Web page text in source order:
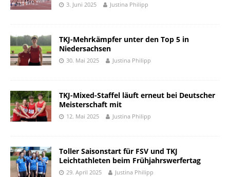
3. Juni 2025 Justina Philipp
TKJ-Mehrkämpfer unter den Top 5 in
Niedersachsen
30. Mai 2025 Justina Philipp
TKJ-Mixed-Staffel läuft erneut bei Deutscher
Meisterschaft mit
12. Mai 2025 Justina Philipp
Toller Saisonstart für FSV und TKJ
Leichtathleten beim Frühjahrswerfertag
29. April 2025 Justina Philipp